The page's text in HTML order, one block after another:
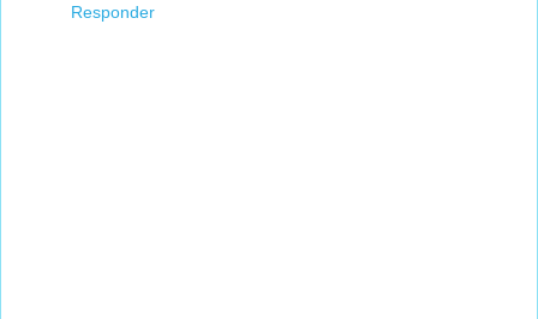
Responder